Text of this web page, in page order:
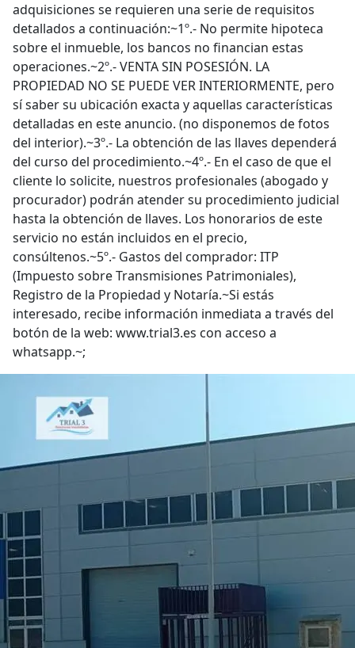
adquisiciones se requieren una serie de requisitos
detallados a continuación:~1º.- No permite hipoteca
sobre el inmueble, los bancos no financian estas
operaciones.~2º.- VENTA SIN POSESIÓN. LA
PROPIEDAD NO SE PUEDE VER INTERIORMENTE, pero
sí saber su ubicación exacta y aquellas características
detalladas en este anuncio. (no disponemos de fotos
del interior).~3º.- La obtención de las llaves dependerá
del curso del procedimiento.~4º.- En el caso de que el
cliente lo solicite, nuestros profesionales (abogado y
procurador) podrán atender su procedimiento judicial
hasta la obtención de llaves. Los honorarios de este
servicio no están incluidos en el precio,
consúltenos.~5º.- Gastos del comprador: ITP
(Impuesto sobre Transmisiones Patrimoniales),
Registro de la Propiedad y Notaría.~Si estás
interesado, recibe información inmediata a través del
botón de la web: www.trial3.es con acceso a
whatsapp.~;